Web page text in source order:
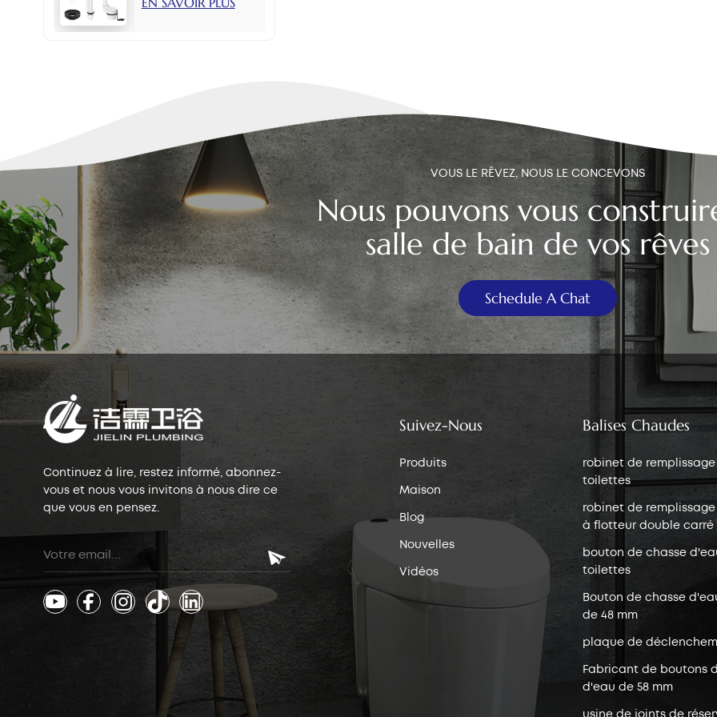
VOUS LE RÊVEZ, NOUS LE CONCEVONS
Nous pouvons vous
salle de bain de vos rêves
Schedule A Chat
Continuez à lire, restez informé, abonnez-
vous et nous vous invitons à nous dire ce
que vous en pensez.
Suivez-Nous
Produits
Maison
Blog
Nouvelles
Vidéos
Balises Chaudes
robinet de remplissage
toilettes
robinet de
à flotteur double carré
bouton de chasse
toilettes
Bouton de chasse
de 48 mm
plaque de
Fabricant de boutons
d'eau de 58 mm
usine de joints de